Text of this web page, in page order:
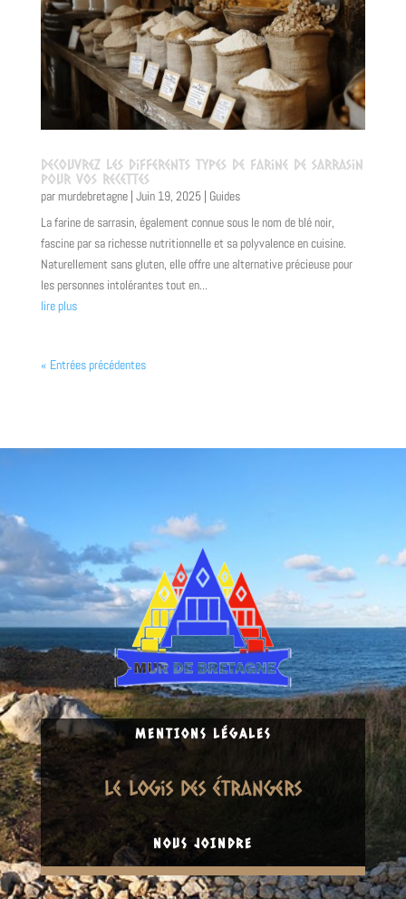
Decouvrez les differents types de farine de sarrasin
pour vos recettes
parmurdebretagne| Juin 19, 2025| Guides
La farine de sarrasin, également connue sous le nom de blé noir,
fascine par sa richesse nutritionnelle et sa polyvalence en cuisine.
Naturellement sans gluten, elle offre une alternative précieuse pour
les personnes intolérantes tout en...
lire plus
« Entrées précédentes
MENTIONS LÉGALES
Le logis Des étrangers
NOUS JOINDRE